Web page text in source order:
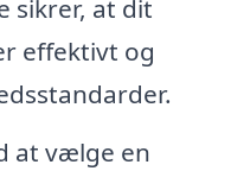
sikrer, at dit
effektivt og
at vælge en